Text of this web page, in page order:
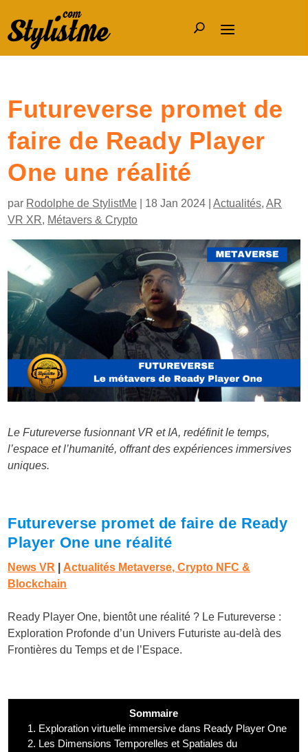
Futureverse promet de
faire de Ready Player
One une réalité
par Rodolphe de StylistMe 18 Jan 2024 |Actualités,AR
VR XR, Métavers & Crypto
Le Futureverse fusionnant VR et IA, redéfinit le temps,
l’espace et l’humanité, offrant des expériences immersives
uniques.
Futureverse promet de faire de Ready
Player One une réalité
News VR
Actualités Metaverse, Crypto NFC &
Blockchain
Ready Player One, bientôt une réalité ? Le Futureverse :
Exploration Profonde d’un Univers Futuriste au-delà des
Frontières du Temps et de l’Espace.
Sommaire
1. Exploration virtuelle immersive dans Ready Player One
2. Les Dimensions Temporelles et Spatiales du